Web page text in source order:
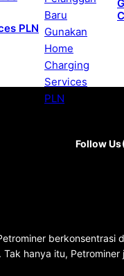
PLN
Follow Us
berkonsentrasi
. Tak hanya itu,